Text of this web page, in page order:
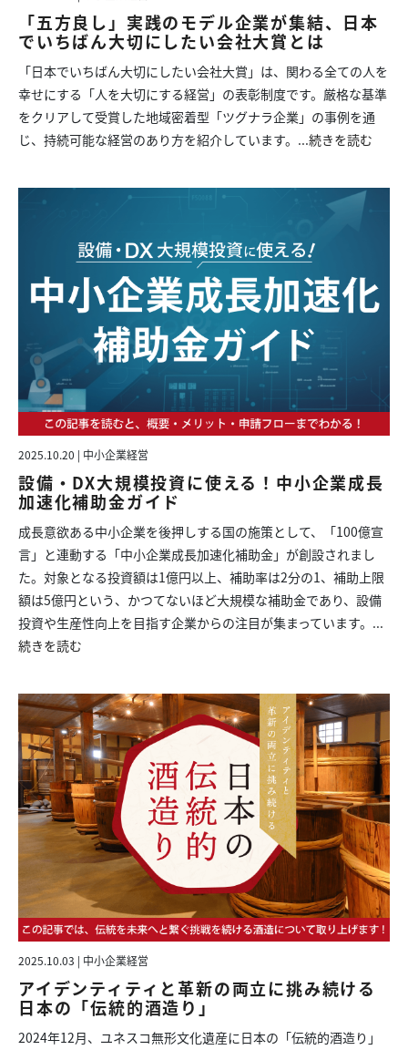
「五方良し」実践のモデル企業が集結、日本
でいちばん大切にしたい会社大賞とは
「日本でいちばん大切にしたい会社大賞」は、関わる全ての人を
幸せにする「人を大切にする経営」の表彰制度です。厳格な基準
をクリアして受賞した地域密着型「ツグナラ企業」の事例を通
じ、持続可能な経営のあり方を紹介しています。...続きを読む
2025.10.20 | 中小企業経営
設備・DX大規模投資に使える！中小企業成長
加速化補助金ガイド
成長意欲ある中小企業を後押しする国の施策として、「100億宣
言」と連動する「中小企業成長加速化補助金」が創設されまし
た。対象となる投資額は1億円以上、補助率は2分の1、補助上限
額は5億円という、かつてないほど大規模な補助金であり、設備
投資や生産性向上を目指す企業からの注目が集まっています。...
続きを読む
2025.10.03 | 中小企業経営
アイデンティティと革新の両立に挑み続ける
日本の「伝統的酒造り」
2024年12月、ユネスコ無形文化遺産に日本の「伝統的酒造り」